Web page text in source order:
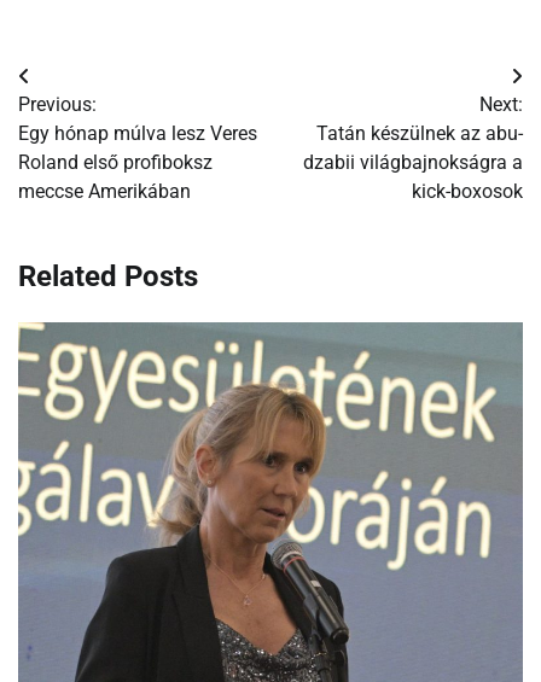
Bejegyzés
navigáció
Previous:
Egy hónap múlva lesz Veres
Roland első profiboksz
meccse Amerikában
Next:
Tatán készülnek az abu-
dzabii világbajnokságra a
kick-boxosok
Related Posts